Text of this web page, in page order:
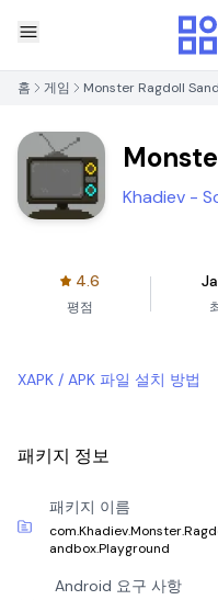
홈 게임 Monster Ragdoll
2D
Khadiev -
4.6
평점
XAPK / APK 파일 설치 방법
패키지 정보
패키지 이름
andbox.Playground
Android 요구 사항